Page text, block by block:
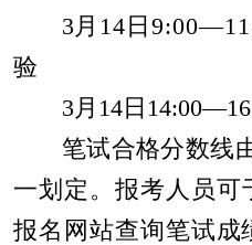
3月 14日
验
3月 14日
笔试合格分数线
一划定。报考 人员可
报名网站查询笔试成